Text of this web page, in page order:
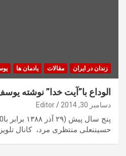
زندان در ایران مقالات یادمان ها
الوداع با”آیت خدا” نوشته
دسامبر 30, 2014 Editor
حسیننعلی منتظری مرد، کانال